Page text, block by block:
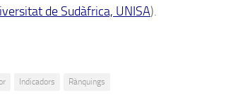
de Sudàfrica, UNISA).
Indicadors Rànquings